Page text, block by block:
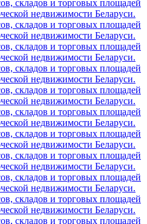
складов и торговых площадей
недвижимости Беларуси.
складов и торговых площадей
недвижимости Беларуси.
складов и торговых площадей
недвижимости Беларуси.
складов и торговых площадей
недвижимости Беларуси.
складов и торговых площадей
недвижимости Беларуси.
складов и торговых площадей
недвижимости Беларуси.
складов и торговых площадей
недвижимости Беларуси.
складов и торговых площадей
недвижимости Беларуси.
складов и торговых площадей
недвижимости Беларуси.
складов и торговых площадей
недвижимости Беларуси.
складов и торговых площадей